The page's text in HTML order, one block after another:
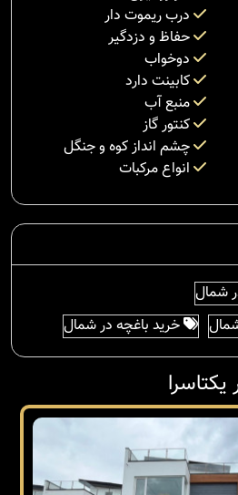
درب ریموت دار
حفاظ و دزدگیر
دوخواب
کابینت دارد
منبع آب
کنتور گاز
چشم انداز کوه و جنگل
انواع مرکبات
شمال
خرید باغچه در شمال